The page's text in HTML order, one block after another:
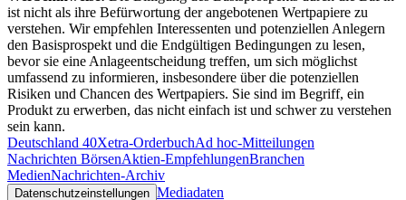
ist nicht als ihre Befürwortung der angebotenen Wertpapiere zu
verstehen. Wir empfehlen Interessenten und potenziellen Anlegern
den Basisprospekt und die Endgültigen Bedingungen zu lesen,
bevor sie eine Anlageentscheidung treffen, um sich möglichst
umfassend zu informieren, insbesondere über die potenziellen
Risiken und Chancen des Wertpapiers. Sie sind im Begriff, ein
Produkt zu erwerben, das nicht einfach ist und schwer zu verstehen
sein kann.
Deutschland 40Xetra-OrderbuchAd hoc-Mitteilungen
Nachrichten BörsenAktien-EmpfehlungenBranchen
MedienNachrichten-Archiv
Datenschutzeinstellungen Mediadaten